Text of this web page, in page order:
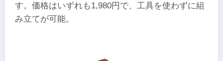
す。価格はいずれも1,980円で、工具を使わずに組
み立てが可能。